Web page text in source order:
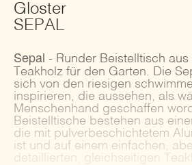
Gloster
SEPAL
Sepal - Runder Beistelltisch aus
Teakholz für den Garten. Die
sich von den riesigen
inspirieren, die aussehen, als
Menschenhand geschaffen
Beistelltische bestehen aus
die mit pulverbeschichtetem
ist und auf einem einfachen,
detaillierten, gleichseitigen